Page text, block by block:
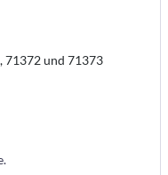
71372 und 71373